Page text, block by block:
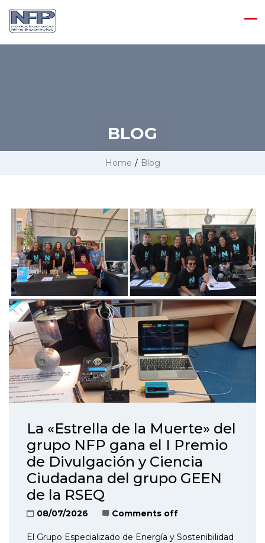
BLOG
Home / Blog
La «Estrella de la Muerte» del
grupo NFP gana el I Premio
de Divulgación y Ciencia
Ciudadana del grupo GEEN
de la RSEQ
08/07/2026 Comments off
El Grupo Especializado de Energía y Sostenibilidad